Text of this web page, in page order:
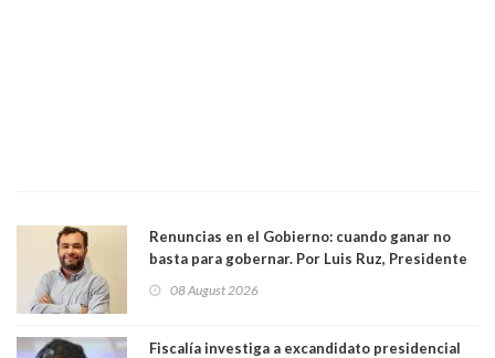
Renuncias en el Gobierno: cuando ganar no
basta para gobernar. Por Luis Ruz, Presidente
08 August 2026
Fiscalía investiga a excandidato presidencial